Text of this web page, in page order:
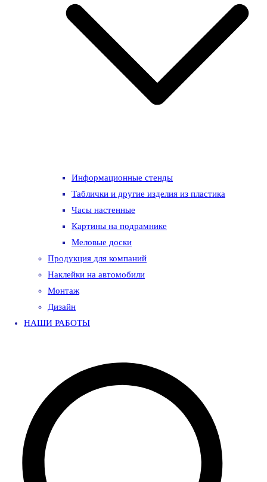
Информационные стенды
Таблички и другие изделия из пластика
Часы настенные
Картины на подрамнике
Меловые доски
Продукция для компаний
Наклейки на автомобили
Монтаж
Дизайн
НАШИ РАБОТЫ